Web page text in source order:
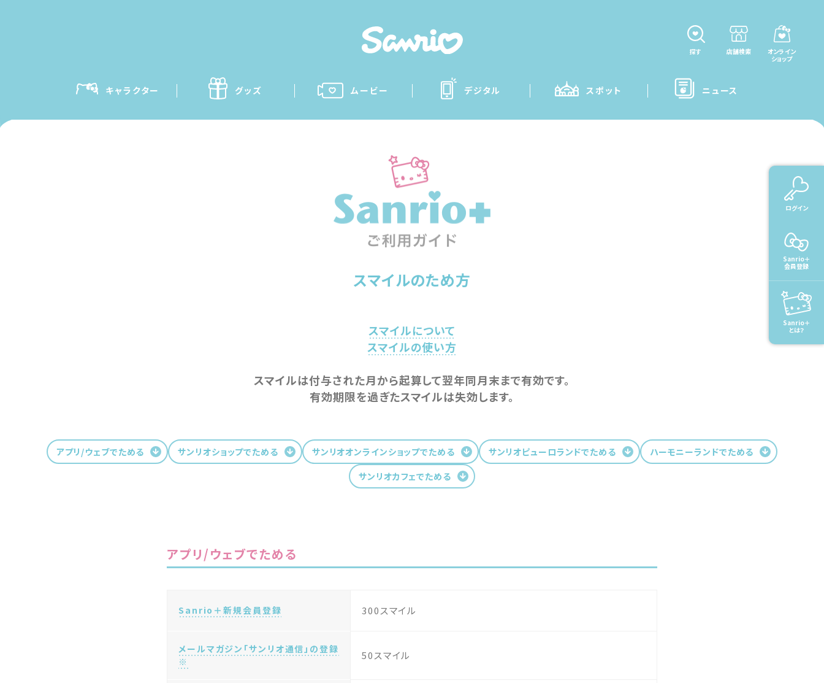
ログイン
Sanrio＋
会員登録
Sanrio＋
とは？
探す 店舗検索
オンライン
ショップ
キャラクター グッズ ムービー デジタル スポット ニュース
スマイルのため方
スマイルについて
スマイルの使い方
スマイルは付与された月から起算して翌年同月末まで有効です。
有効期限を過ぎたスマイルは失効します。
アプリ/ウェブでためる サンリオショップでためる サンリオオンラインショップでためる サンリオピューロランドでためる
ハーモニーランドでためる
サンリオカフェでためる
アプリ/ウェブでためる
Sanrio＋新規会員登録 300スマイル
メールマガジン「サンリオ通信」の登録
※
50スマイル